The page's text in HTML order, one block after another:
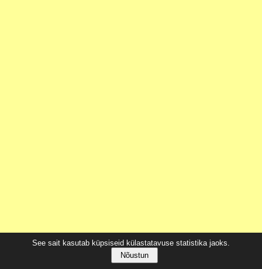
See sait kasutab küpsiseid külastatavuse statistika jaoks.
Nõustun